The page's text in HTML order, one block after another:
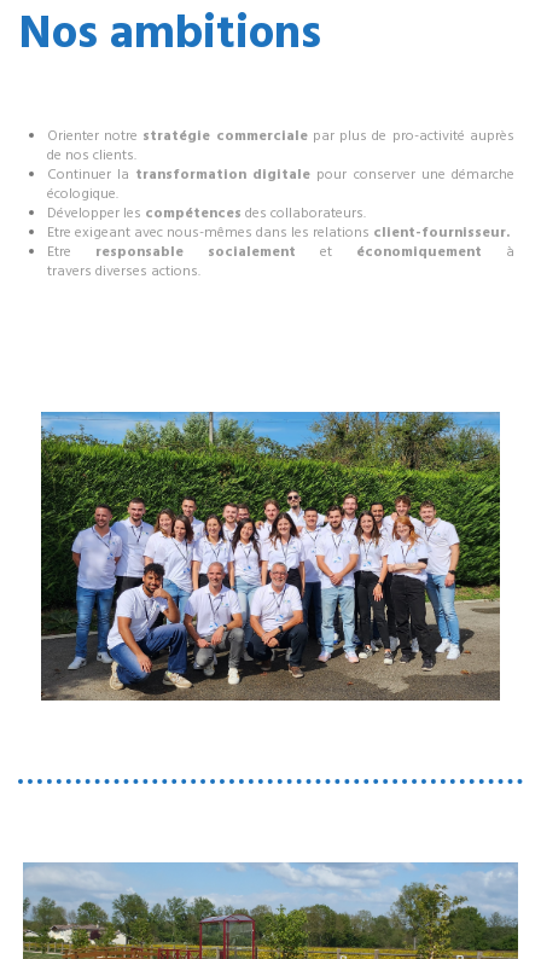
Nos ambitions
Orienter notre stratégie commercialepar plus de pro-activité auprès
de nos clients.
Continuer la transformation digitale pour conserver une démarche
écologique.
Développer les compétences des collaborateurs.
Etre exigeant avec nous-mêmes dans les relations client-fournisseur.
Etre responsable socialement etéconomiquement à
travers diverses actions.